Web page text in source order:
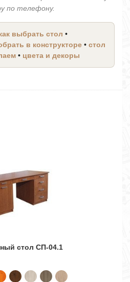
по телефону.
выбрать стол •
в конструкторе • стол
• цвета и декоры
стол СП-04.1